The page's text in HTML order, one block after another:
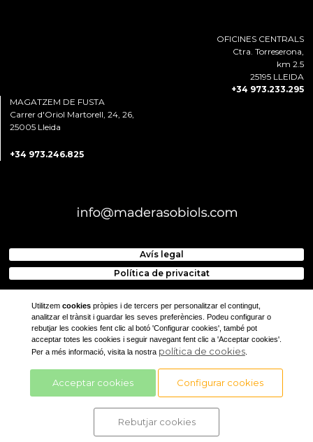
OFICINES CENTRALS
Ctra. Torreserona,
km 2.5
25195 LLEIDA
+34 973.233.295
MAGATZEM DE FUSTA
Carrer d'Oriol Martorell, 24, 26,
25005 Lleida
+34 973.246.825
Avís legal
Política de privacitat
CLIENTS
Utilitzem cookiespròpies i de tercers per personalitzar el contingut,
analitzar el trànsit i guardar les seves preferències. Podeu configurar o
rebutjar les cookies fent clic al botó 'Configurar cookies', també pot
acceptar totes les cookies i seguir navegant fent clic a 'Acceptar cookies'.
Per a més informació, visita la nostra política de cookies.
Acceptar cookies Configurar cookies
Rebutjar cookies